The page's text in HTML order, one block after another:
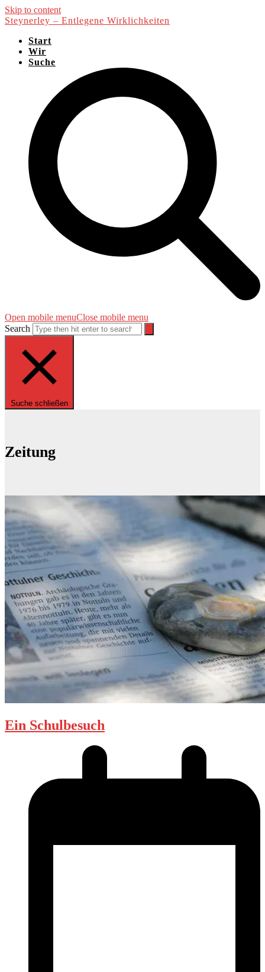
Skip to content
Steynerley – Entlegene Wirklichkeiten
Start
Wir
Suche
Open mobile menuClose mobile menu
Search
Suche schließen
Zeitung
Ein Schulbesuch